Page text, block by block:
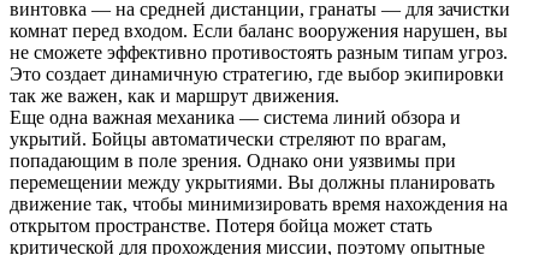
винтовка — на средней дистанции, гранаты — для зачистки
комнат перед входом. Если баланс вооружения нарушен, вы
не сможете эффективно противостоять разным типам угроз.
Это создает динамичную стратегию, где выбор экипировки
так же важен, как и маршрут движения.
Еще одна важная механика — система линий обзора и
укрытий. Бойцы автоматически стреляют по врагам,
попадающим в поле зрения. Однако они уязвимы при
перемещении между укрытиями. Вы должны планировать
движение так, чтобы минимизировать время нахождения на
открытом пространстве. Потеря бойца может стать
критической для прохождения миссии, поэтому опытные